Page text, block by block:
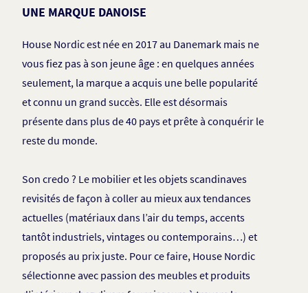
UNE MARQUE DANOISE
House Nordic est née en 2017 au Danemark mais ne
vous fiez pas à son jeune âge : en quelques années
seulement, la marque a acquis une belle popularité
et connu un grand succès. Elle est désormais
présente dans plus de 40 pays et prête à conquérir le
reste du monde.
Son credo ? Le mobilier et les objets scandinaves
revisités de façon à coller au mieux aux tendances
actuelles (matériaux dans l’air du temps, accents
tantôt industriels, vintages ou contemporains…) et
proposés au prix juste. Pour ce faire, House Nordic
sélectionne avec passion des meubles et produits